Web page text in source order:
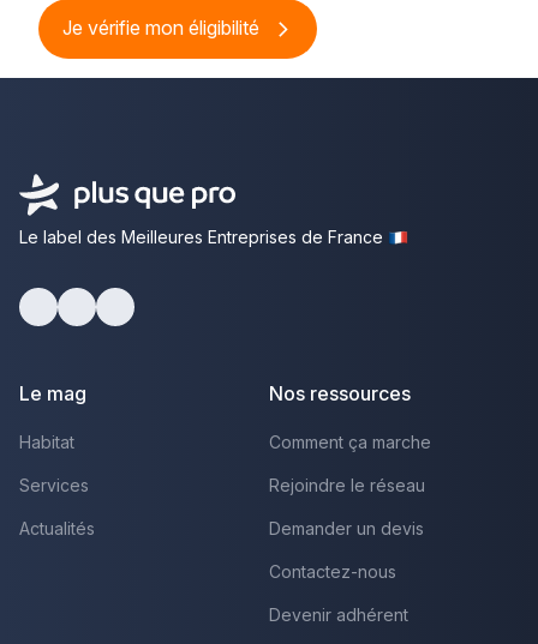
Je vérifie mon éligibilité
Le label des Meilleures Entreprises de France
Le mag
Habitat
Services
Actualités
Nos ressources
Comment ça marche
Rejoindre le réseau
Demander un devis
Contactez-nous
Devenir adhérent